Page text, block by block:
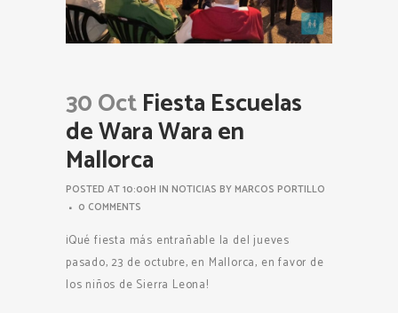
30 OctFiesta Escuelas
de Wara Wara en
Mallorca
POSTED AT 10:00H IN NOTICIAS BYMARCOS PORTILLO
0 COMMENTS
¡Qué fiesta más entrañable la del jueves
pasado, 23 de octubre, en Mallorca, en favor de
los niños de Sierra Leona!